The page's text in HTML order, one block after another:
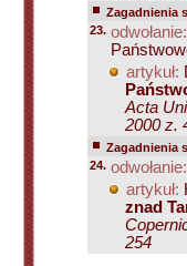
Zagadnienia
23. odwołanie:
artykuł:
Acta
2000 z.
Zagadnienia
24. odwołanie:
artykuł:
znad
254